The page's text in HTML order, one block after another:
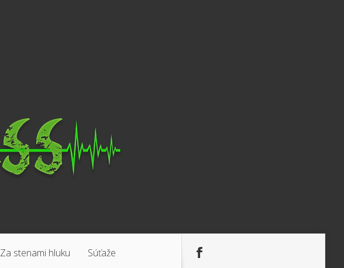
Za stenami hluku Súťaže